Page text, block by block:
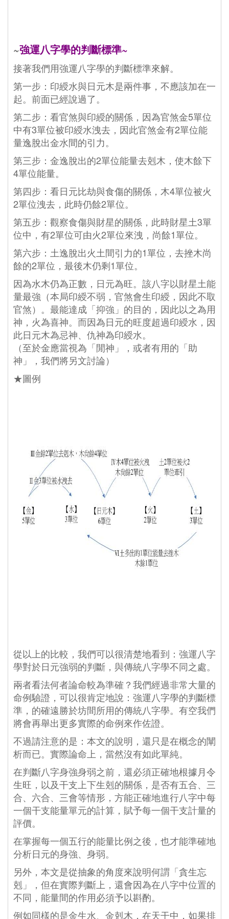
~強運八字學的判斷標準~
接著我們用強運八字學的判斷標準來解。
第一步：印綬水與日元木是兩件事，不應該加在一
起。前面已經說過了。
第二步：看官煞與印綬的關係，因為官煞金5單位
中有3單位被印綬水洩去，因此官煞金有2單位能
量逸脫出金水間的引力。
第三步：金逸脫出的2單位能量去剋木，使木餘下
4單位能量。
第四步：看日元比劫與食傷的關係，木4單位被火
2單位洩去，此時仍餘2單位。
第五步：觀察食傷與財星的關係，此時財星土3單
位中，有2單位可由火2單位來洩，尚餘1單位。
第六步：土逸脫出火土間引力的1單位，去挫木尚
餘的2單位，最後木仍剩1單位。
因為水木仍為正數，日元為旺。該八字以財星土能
量最強（本局印綬不弱，官煞會生印綬，因此不取
官煞）。最能達成「抑強」的目的，因此以之為用
神，火為喜神。而因為日元的旺度超過印綬水，因
此日元木為忌神、仇神為印綬水。
（至於金應當視為「閒神」，或者有用的「助
神」，我們將另文討論）
★圖例
從以上的比較，我們可以很清楚地看到：強運八字
學對於日元強弱的判斷，與傳統八字學不同之處。
兩者看法何者論命較為準確？我們經過非常大量的
命例驗證，可以很肯定地說：強運八字學的判斷標
準，的確遠勝於坊間所用的傳統八字學。有空我們
將會再舉出更多實際的命例來作佐證。
不過請注意的是：本文的說明，還只是在概念的闡
析而已。實際論命上，當然沒有如此單純。
在判斷八字身強身弱之前，還必須正確地根據月令
生旺，以及干支上下生剋的關係，是否有五合、三
合、六合、三會等情形，方能正確地進行八字中每
一個干支能量單元的計算，賦予每一個干支計量的
評價。
在掌握每一個五行的能量比例之後，也才能準確地
分析日元的身強、身弱。
另外，本文是從抽象的角度來說明何謂「貪生忘
剋」，但在實際判斷上，還會因為在八字中位置的
不同，能量間的作用必須予以斟酌。
例如同樣的是金生水、金剋木，在天干中，如果排